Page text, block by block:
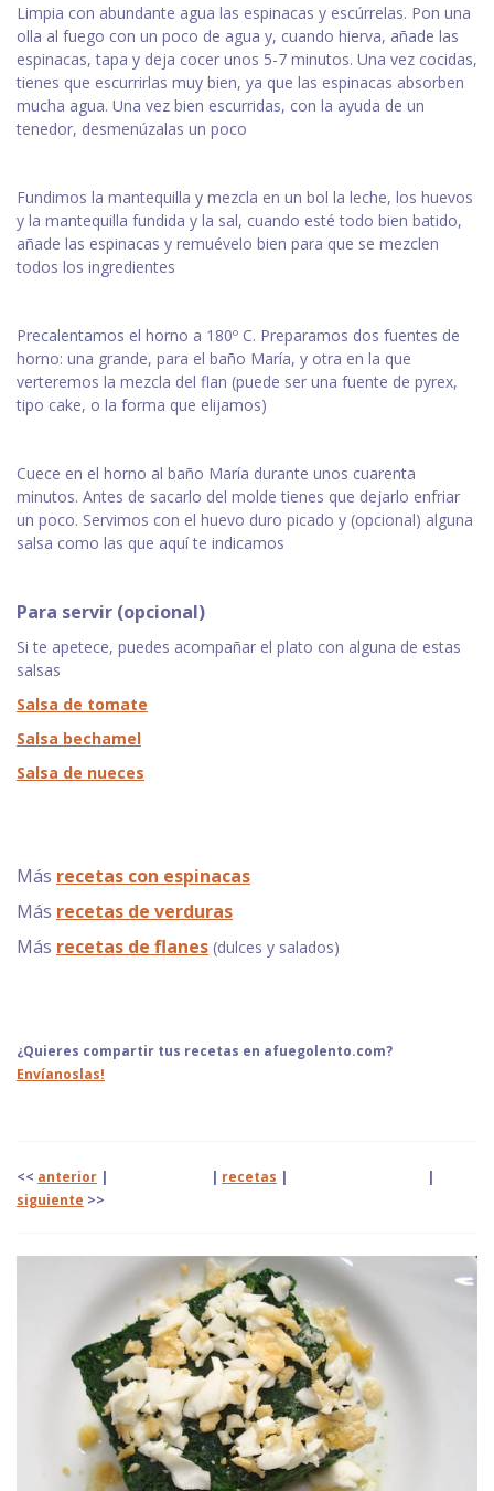
Limpia con abundante agua las espinacas y escúrrelas. Pon una
olla al fuego con un poco de agua y, cuando hierva, añade las
espinacas, tapa y deja cocer unos 5-7 minutos. Una vez cocidas,
tienes que escurrirlas muy bien, ya que las espinacas absorben
mucha agua. Una vez bien escurridas, con la ayuda de un
tenedor, desmenúzalas un poco
Fundimos la mantequilla y mezcla en un bol la leche, los huevos
y la mantequilla fundida y la sal, cuando esté todo bien batido,
añade las espinacas y remuévelo bien para que se mezclen
todos los ingredientes
Precalentamos el horno a 180º C. Preparamos dos fuentes de
horno: una grande, para el baño María, y otra en la que
verteremos la mezcla del flan (puede ser una fuente de pyrex,
tipo cake, o la forma que elijamos)
Cuece en el horno al baño María durante unos cuarenta
minutos. Antes de sacarlo del molde tienes que dejarlo enfriar
un poco. Servimos con el huevo duro picado y (opcional) alguna
salsa como las que aquí te indicamos
Para servir (opcional)
Si te apetece, puedes acompañar el plato con alguna de estas
salsas
Salsa de tomate
Salsa bechamel
Salsa de nueces
Más recetas con espinacas
Más recetas de verduras
Más recetas de flanes (dulces y salados)
¿Quieres compartir tus recetas en afuegolento.com?
Envíanoslas!
<< anterior | | recetas |
|
siguiente >>